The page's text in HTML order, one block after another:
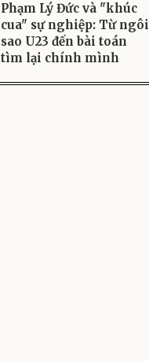
Phạm Lý Đức và "khúc
cua" sự nghiệp: Từ ngôi
sao U23 đến bài toán
tìm lại chính mình